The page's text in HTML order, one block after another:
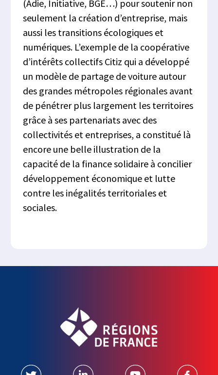
(Adie, Initiative, BGE…) pour soutenir non
seulement la création d’entreprise, mais
aussi les transitions écologiques et
numériques. L’exemple de la coopérative
d’intérêts collectifs Citiz qui a développé
un modèle de partage de voiture autour
des grandes métropoles régionales avant
de pénétrer plus largement les territoires
grâce à ses partenariats avec des
collectivités et entreprises, a constitué là
encore une belle illustration de la
capacité de la finance solidaire à concilier
développement économique et lutte
contre les inégalités territoriales et
sociales.